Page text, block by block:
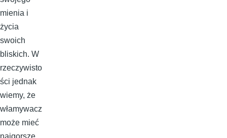
mienia i
życia
swoich
bliskich. W
rzeczywisto
ści jednak
wiemy, że
włamywacz
może mieć